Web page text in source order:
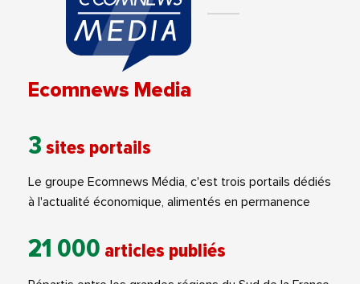
Ecomnews Media
3 sites portails
Le groupe Ecomnews Média, c'est trois portails dédiés
à l'actualité économique, alimentés en permanence
21 000 articles publiés